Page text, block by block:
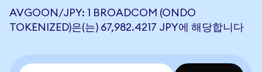
AVGOON/JPY: 1 BROADCOM (ONDO
TOKENIZED)은(는) 67,982.4217 JPY에 해당합니다